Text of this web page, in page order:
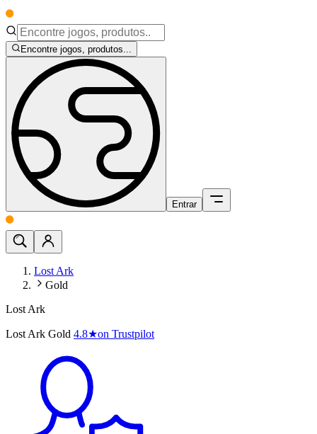
Encontre jogos, produtos...
Entrar
Lost Ark
Gold
Lost Ark
Lost Ark Gold 4.8★on Trustpilot